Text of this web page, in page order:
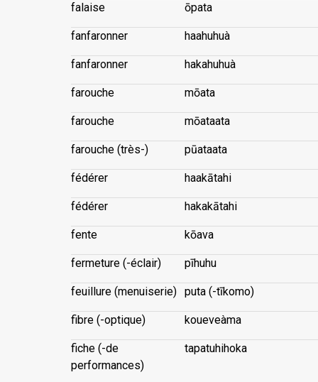
falaise ōpata
fanfaronner haahuhuà
fanfaronner hakahuhuà
farouche mōata
farouche mōataata
farouche (très-) pūataata
fédérer haakātahi
fédérer hakakātahi
fente kōava
fermeture (-éclair) pīhuhu
feuillure (menuiserie) puta (-tīkomo)
fibre (-optique) koueveàma
fiche (-de
performances)
tapatuhihoka